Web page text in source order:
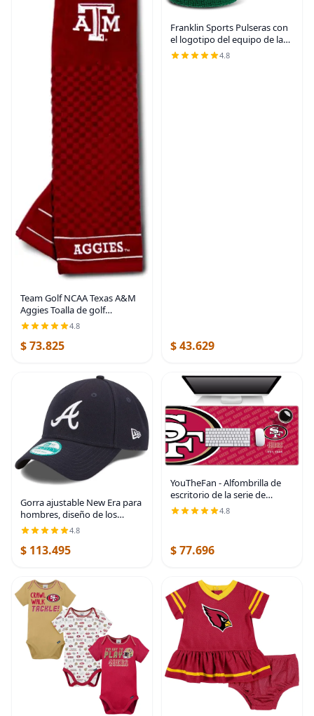
Team Golf NCAA Texas A&M
Aggies Toalla de golf
bordada, diseño a cuadros y
logotipo bordado
4.8
$ 73.825
Franklin Sports Pulseras con
el logotipo del equipo de la
NFL, par de pulseras juveniles
para disfraces y uniformes
4.8
$ 43.629
Gorra ajustable New Era para
hombres, diseño de los
Baltimore Ravens, logotipo
de cuervo, The League
9FORTY, color negro
4.8
$ 113.495
YouTheFan - Alfombrilla de
escritorio de la serie de
logotipos de la NFL
4.8
$ 77.696